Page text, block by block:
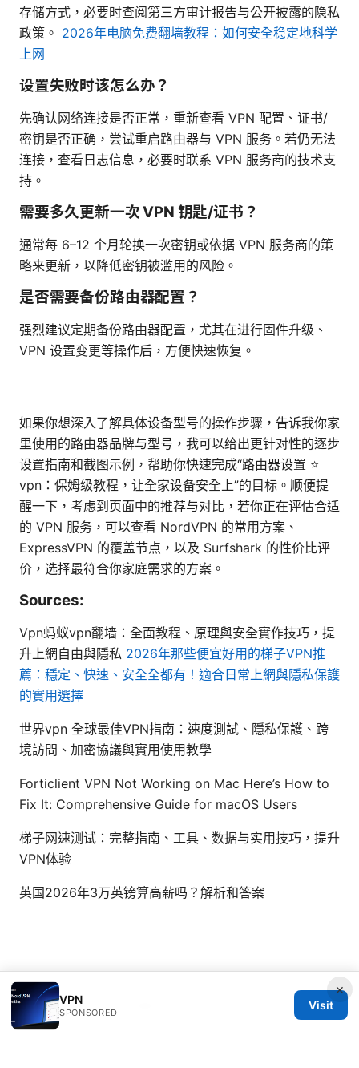
存储方式，必要时查阅第三方审计报告与公开披露的隐私
政策。 2026年电脑免费翻墙教程：如何安全稳定地科学
上网
设置失败时该怎么办？
先确认网络连接是否正常，重新查看 VPN 配置、证书/
密钥是否正确，尝试重启路由器与 VPN 服务。若仍无法
连接，查看日志信息，必要时联系 VPN 服务商的技术支
持。
需要多久更新一次 VPN 钥匙/证书？
通常每 6–12 个月轮换一次密钥或依据 VPN 服务商的策
略来更新，以降低密钥被滥用的风险。
是否需要备份路由器配置？
强烈建议定期备份路由器配置，尤其在进行固件升级、
VPN 设置变更等操作后，方便快速恢复。
如果你想深入了解具体设备型号的操作步骤，告诉我你家
里使用的路由器品牌与型号，我可以给出更针对性的逐步
设置指南和截图示例，帮助你快速完成“路由器设置 ⭐
vpn：保姆级教程，让全家设备安全上”的目标。顺便提
醒一下，考虑到页面中的推荐与对比，若你正在评估合适
的 VPN 服务，可以查看 NordVPN 的常用方案、
ExpressVPN 的覆盖节点，以及 Surfshark 的性价比评
价，选择最符合你家庭需求的方案。
Sources:
Vpn蚂蚁vpn翻墙：全面教程、原理與安全實作技巧，提
升上網自由與隱私 2026年那些便宜好用的梯子VPN推
薦：穩定、快速、安全全都有！適合日常上網與隱私保護
的實用選擇
世界vpn 全球最佳VPN指南：速度測試、隱私保護、跨
境訪問、加密協議與實用使用教學
Forticlient VPN Not Working on Mac Here’s How to
Fix It: Comprehensive Guide for macOS Users
梯子网速测试：完整指南、工具、数据与实用技巧，提升
VPN体验
英国2026年3万英镑算高薪吗？解析和答案
×
VPN
SPONSORED
Visit
© 2026 Healthsolved. All rights reserved.